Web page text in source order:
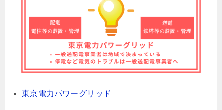
東京電力パワーグリッド